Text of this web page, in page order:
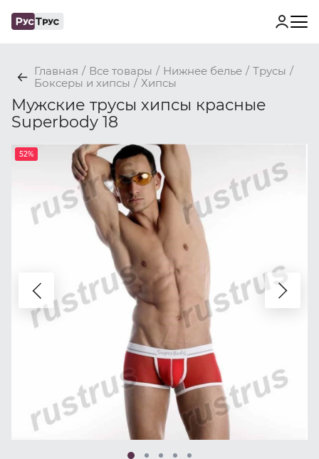
Главная / Все товары / Нижнее белье / Трусы /
Боксеры и хипсы / Хипсы
Мужские трусы хипсы красные
Superbody 18
52%